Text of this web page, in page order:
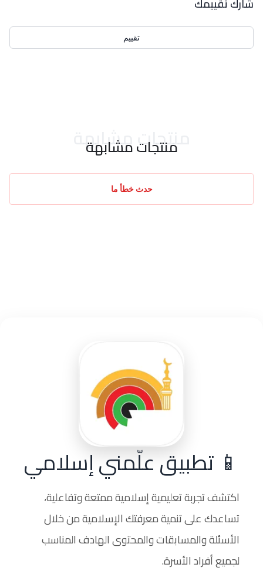
تقييم
منتجات مشابهة
منتجات مشابهة
حدث خطأ ما
📱 تطبيق علّمني إسلامي
اكتشف تجربة تعليمية إسلامية ممتعة وتفاعلية،
تساعدك على تنمية معرفتك الإسلامية من خلال
الأسئلة والمسابقات والمحتوى الهادف المناسب
لجميع أفراد الأسرة.